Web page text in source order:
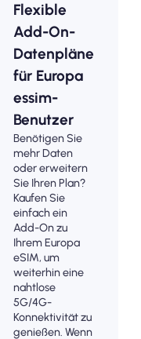
Flexible
Add-On-
Datenpläne
für Europa
essim-
Benutzer
Benötigen Sie
mehr Daten
oder erweitern
Sie Ihren Plan?
Kaufen Sie
einfach ein
Add-On zu
Ihrem Europa
eSIM, um
weiterhin eine
nahtlose
5G/4G-
Konnektivität zu
genießen. Wenn